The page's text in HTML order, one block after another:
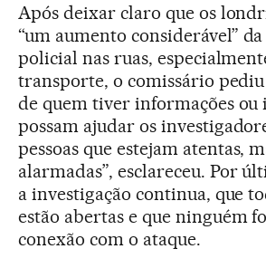
Após deixar claro que os
“um aumento considerável”
policial nas ruas,
transporte, o comissário
de quem tiver informações ou
possam ajudar os
pessoas que estejam atentas,
alarmadas”, esclareceu. Por
a investigação continua, que
estão abertas e que ninguém
conexão com o ataque.